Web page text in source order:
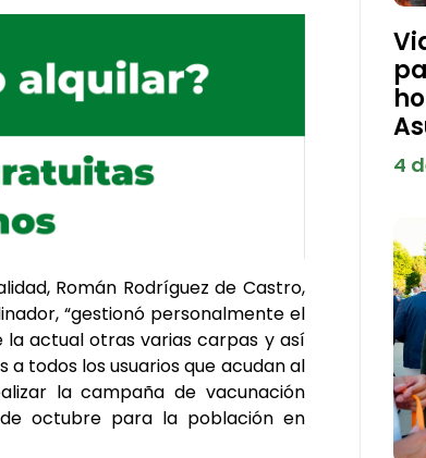
Román Rodríguez de Castro,
“gestionó personalmente el
la actual otras varias carpas y así
todos los usuarios que acudan al
la campaña de vacunación
octubre para la población en
4